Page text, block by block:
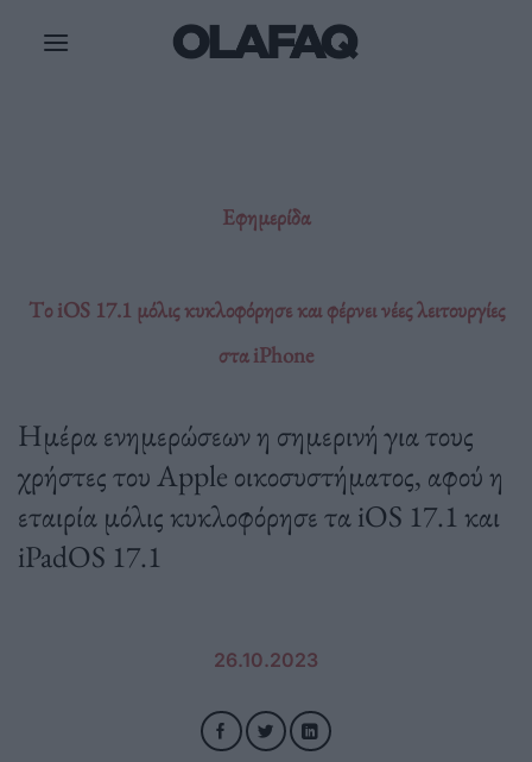
Εφημερίδα
Tο iOS 17.1 μόλις κυκλοφόρησε και φέρνει νέες λειτουργίες
στα iPhone
Ημέρα ενημερώσεων η σημερινή για τους
χρήστες του Apple οικοσυστήματος, αφού η
εταιρία μόλις κυκλοφόρησε τα iOS 17.1 και
iPadOS 17.1
26.10.2023